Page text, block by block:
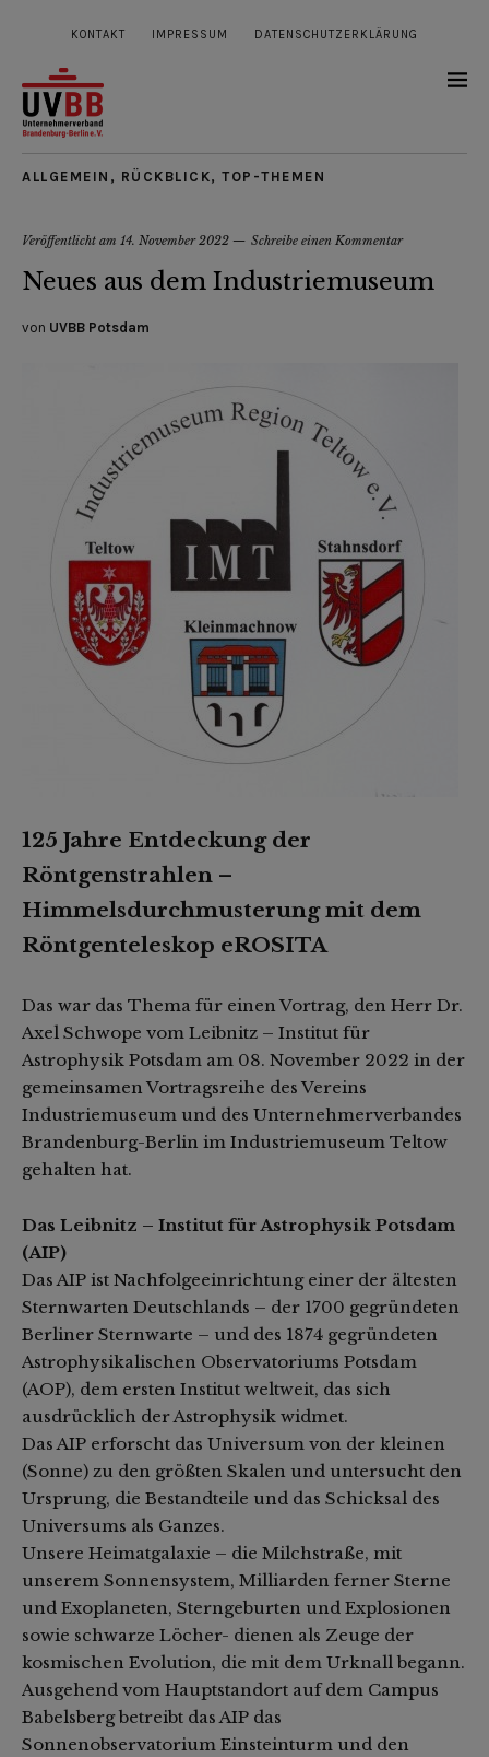
KONTAKT IMPRESSUM DATENSCHUTZERKLÄRUNG
ALLGEMEIN , RÜCKBLICK, TOP-THEMEN
Veröffentlicht am 14. November 2022 Schreibe einen Kommentar
Neues aus dem Industriemuseum
von UVBB Potsdam
125 Jahre Entdeckung der
Röntgenstrahlen –
Himmelsdurchmusterung mit dem
Röntgenteleskop eROSITA
Das war das Thema für einen Vortrag, den Herr Dr.
Axel Schwope vom Leibnitz – Institut für
Astrophysik Potsdam am 08. November 2022 in der
gemeinsamen Vortragsreihe des Vereins
Industriemuseum und des Unternehmerverbandes
Brandenburg-Berlin im Industriemuseum Teltow
gehalten hat.
Das Leibnitz – Institut für Astrophysik Potsdam
(AIP)
Das AIP ist Nachfolgeeinrichtung einer der ältesten
Sternwarten Deutschlands – der 1700 gegründeten
Berliner Sternwarte – und des 1874 gegründeten
Astrophysikalischen Observatoriums Potsdam
(AOP), dem ersten Institut weltweit, das sich
ausdrücklich der Astrophysik widmet.
Das AIP erforscht das Universum von der kleinen
(Sonne) zu den größten Skalen und untersucht den
Ursprung, die Bestandteile und das Schicksal des
Universums als Ganzes.
Unsere Heimatgalaxie – die Milchstraße, mit
unserem Sonnensystem, Milliarden ferner Sterne
und Exoplaneten, Sterngeburten und Explosionen
sowie schwarze Löcher- dienen als Zeuge der
kosmischen Evolution, die mit dem Urknall begann.
Ausgehend vom Hauptstandort auf dem Campus
Babelsberg betreibt das AIP das
Sonnenobservatorium Einsteinturm und den